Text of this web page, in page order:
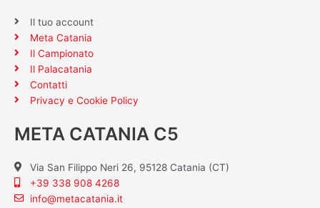
Il tuo account
Meta Catania
Il Campionato
Il Palacatania
Contatti
Privacy e Cookie Policy
META CATANIA C5
Via San Filippo Neri 26, 95128 Catania (CT)
+39 338 908 4268
info@metacatania.it